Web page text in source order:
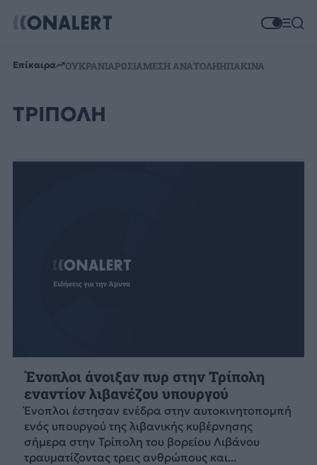
Επίκαιρα ΟΥΚΡΑΝΙΑΡΩΣΙΑΜΕΣΗ ΑΝΑΤΟΛΗΗΠΑΚΙΝΑ
ΤΡΙΠΟΛΗ
Ένοπλοι άνοιξαν πυρ στην Τρίπολη
εναντίον λιβανέζου υπουργού
Ένοπλοι έστησαν ενέδρα στην αυτοκινητοπομπή
ενός υπουργού της λιβανικής κυβέρνησης
σήμερα στην Τρίπολη του βορείου Λιβάνου
τραυματίζοντας τρεις ανθρώπους και...